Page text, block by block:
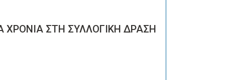
ΧΡΟΝΙΑ ΣΤΗ ΣΥΛΛΟΓΙΚΗ ΔΡΑΣΗ